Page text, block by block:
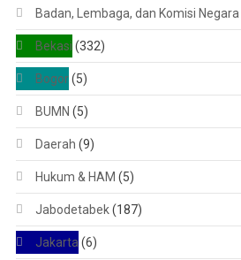
Badan, Lembaga, dan Komisi Negara
Bekasi (332)
Bogor(5)
BUMN (5)
Daerah (9)
Hukum & HAM (5)
Jabodetabek(187)
Jakarta (6)